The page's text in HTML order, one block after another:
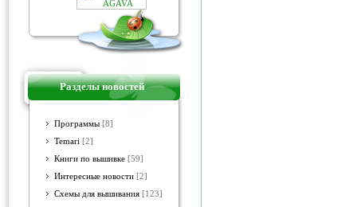
Разделы новостей
Программы [8]
Temari [2]
Книги по вышивке [59]
Интересные новости [2]
Схемы для вышивания [123]